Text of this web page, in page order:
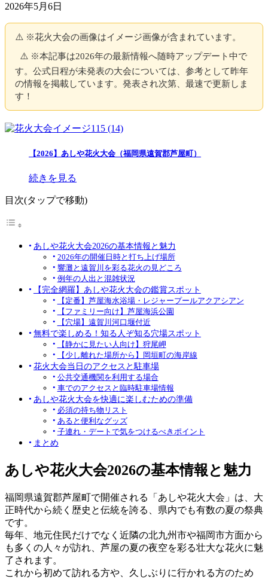
2026年5月6日
⚠️ ※花火大会の画像はイメージ画像が含まれています。
⚠️ ※本記事は2026年の最新情報へ随時アップデート中で
す。公式日程が未発表の大会については、参考として昨年
の情報を掲載しています。発表され次第、最速で更新しま
す！
【2026】あしや花火大会（福岡県遠賀郡芦屋町）
続きを見る
目次(タップで移動)
あしや花火大会2026の基本情報と魅力
2026年の開催日時と打ち上げ場所
響灘と遠賀川を彩る花火の見どころ
例年の人出と混雑状況
【完全網羅】あしや花火大会の鑑賞スポット
【定番】芦屋海水浴場・レジャープールアクアシアン
【ファミリー向け】芦屋海浜公園
【穴場】遠賀川河口堰付近
無料で楽しめる！知る人ぞ知る穴場スポット
【静かに見たい人向け】狩尾岬
【少し離れた場所から】岡垣町の海岸線
花火大会当日のアクセスと駐車場
公共交通機関を利用する場合
車でのアクセスと臨時駐車場情報
あしや花火大会を快適に楽しむための準備
必須の持ち物リスト
あると便利なグッズ
子連れ・デートで気をつけるべきポイント
まとめ
あしや花火大会2026の基本情報と魅力
福岡県遠賀郡芦屋町で開催される「あしや花火大会」は、大
正時代から続く歴史と伝統を誇る、県内でも有数の夏の祭典
です。
毎年、地元住民だけでなく近隣の北九州市や福岡市方面から
も多くの人々が訪れ、芦屋の夏の夜空を彩る壮大な花火に魅
了されます。
これから初めて訪れる方や、久しぶりに行かれる方のため